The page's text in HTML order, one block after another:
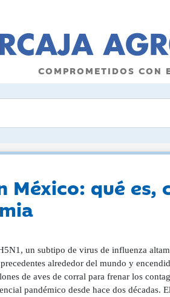
COMPROMETIDOS CON
México: qué es,
un subtipo de virus de influenza
alrededor del mundo y
de aves de corral para frenar los
pandémico desde hace dos décadas.